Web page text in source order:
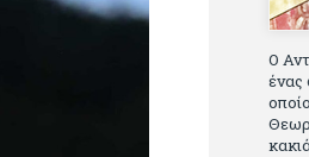
Ο
ένας